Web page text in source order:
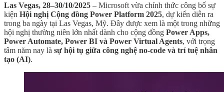
Las Vegas, 28–30/10/2025 – Microsoft vừa chính thức công bố sự
kiện Hội nghị Cộng đồng Power Platform 2025, dự kiến diễn ra
trong ba ngày tại Las Vegas, Mỹ. Đây được xem là một trong những
hội nghị thường niên lớn nhất dành cho cộng đồng Power Apps,
Power Automate, Power BI và Power Virtual Agents, với trọng
tâm năm nay là sự hội tụ giữa công nghệ no-code và trí tuệ nhân
tạo (AI).